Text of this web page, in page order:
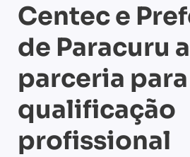
Centec e
de Paracuru
parceria para
qualificação
profissional